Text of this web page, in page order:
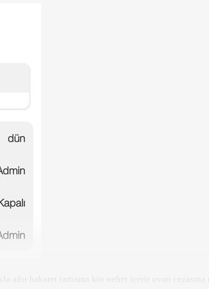
ağır hakaret tartışma kin nefret içerir uyarı